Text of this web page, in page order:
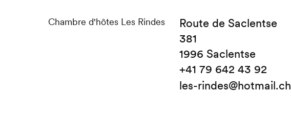
Chambre d'hôtes Les Rindes
Route de Saclentse
381
1996 Saclentse
+41 79 642 43 92
les-rindes@hotmail.ch